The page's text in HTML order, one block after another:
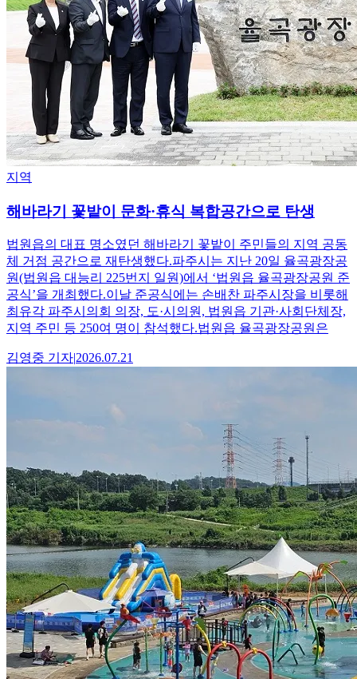
지역
해바라기 꽃밭이 문화·휴식 복합공간으로 탄생
법원읍의 대표 명소였던 해바라기 꽃밭이 주민들의 지역 공동
체 거점 공간으로 재탄생했다.파주시는 지난 20일 율곡광장공
원(법원읍 대능리 225번지 일원)에서 ‘법원읍 율곡광장공원 준
공식’을 개최했다.이날 준공식에는 손배찬 파주시장을 비롯해
최유각 파주시의회 의장, 도·시의원, 법원읍 기관·사회단체장,
지역 주민 등 250여 명이 참석했다.법원읍 율곡광장공원은
김영중 기자|2026.07.21